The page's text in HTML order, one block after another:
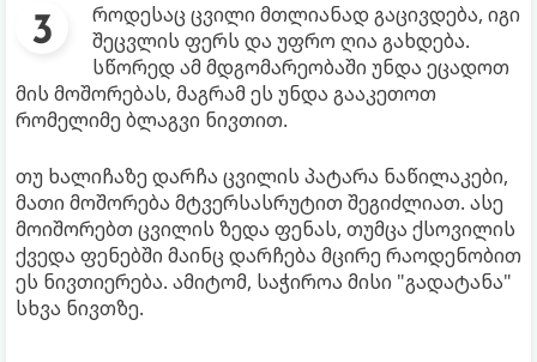
როდესაც ცვილი მთლიანად გაცივდება, იგი
შეცვლის ფერს და უფრო ღია გახდება.
სწორედ ამ მდგომარეობაში უნდა ეცადოთ
მის მოშორებას, მაგრამ ეს უნდა გააკეთოთ
რომელიმე ბლაგვი ნივთით.
თუ ხალიჩაზე დარჩა ცვილის პატარა ნაწილაკები,
მათი მოშორება მტვერსასრუტით შეგიძლიათ. ასე
მოიშორებთ ცვილის ზედა ფენას, თუმცა ქსოვილის
ქვედა ფენებში მაინც დარჩება მცირე რაოდენობით
ეს ნივთიერება. ამიტომ, საჭიროა მისი "გადატანა"
სხვა ნივთზე.